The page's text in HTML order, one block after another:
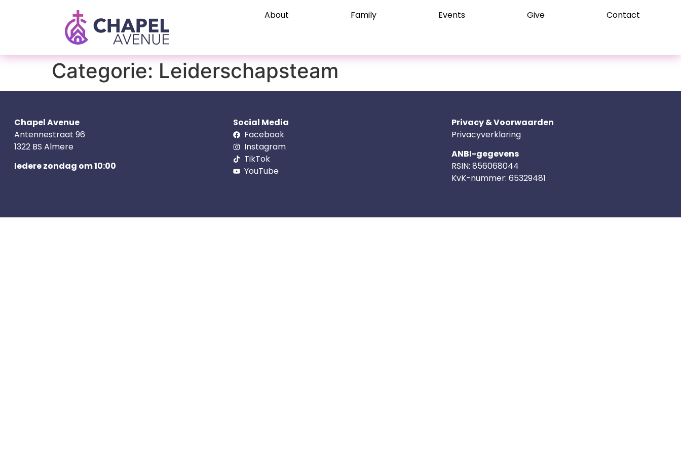
About Family Events Give Contact
Categorie: Leiderschapsteam
Chapel Avenue
Antennestraat 96
1322 BS Almere
Iedere zondag om 10:00
Social Media
Facebook
Instagram
TikTok
YouTube
Privacy & Voorwaarden
Privacyverklaring
ANBI-gegevens
RSIN:856068044
KvK-nummer:65329481